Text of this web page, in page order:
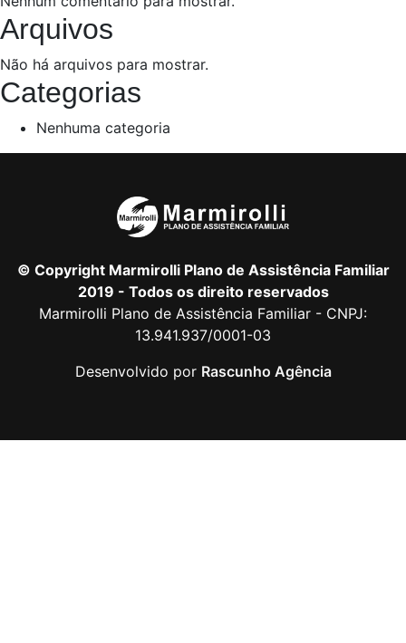
Arquivos
Não há arquivos para mostrar.
Categorias
Nenhuma categoria
© Copyright Marmirolli Plano de Assistência Familiar
2019 - Todos os direito reservados
Marmirolli Plano de Assistência Familiar - CNPJ:
13.941.937/0001-03
Desenvolvido por Rascunho Agência